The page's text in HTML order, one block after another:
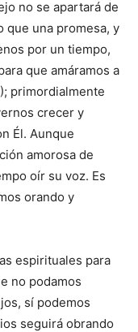
no se apartará de
que una promesa, y
por un tiempo,
que amáramos a
primordialmente
crecer y
Él. Aunque
amorosa de
oír su voz. Es
orando y
espirituales para
no podamos
sí podemos
seguirá obrando